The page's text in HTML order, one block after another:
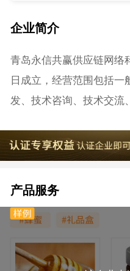
企业简介
青岛永信共赢供应链网
日成立，经营范围包括一
发、技术咨询、技术交流
技术服务；网络设备销
广告发布；广告设计、代
营】；化妆品批发；化妆
百货销售；玩具销售；针
皮革销售；灯具销售；智
售；软件销售；互联网销
品）。（除依法须经批
主开展经营活动）
产品服务